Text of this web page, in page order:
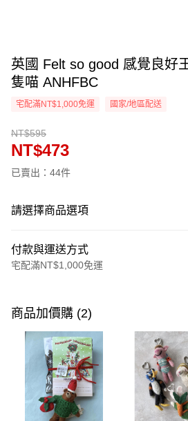
英國 Felt so good 感覺良好
隻喵 ANHFBC
宅配滿NT$1,000免運 國家/地區配送
NT$595
NT$473
已賣出：44件
請選擇商品選項
付款與運送方式
宅配滿NT$1,000免運
信用卡一次付款
信用卡分期付款
3 期 0 利率 每期
合作金庫商業銀行
第一
華南商業銀行
彰化
上海商業儲蓄銀行
台北
6 期 0 利率 每期
合作金庫商業銀行
第一
華南商業銀行
彰化
LINE Pay
商品加價購 (2)